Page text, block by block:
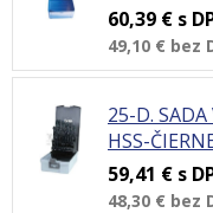
60,39 € s
49,10 € bez
25-D.
HSS-
59,41 € s
48,30 € bez